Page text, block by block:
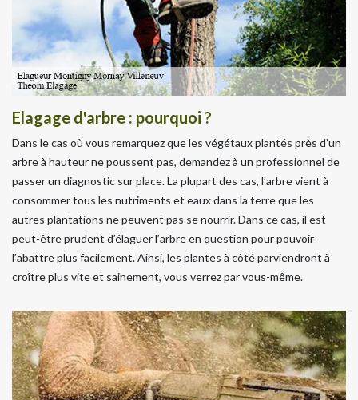
Elagage d'arbre : pourquoi ?
Dans le cas où vous remarquez que les végétaux plantés près d’un
arbre à hauteur ne poussent pas, demandez à un professionnel de
passer un diagnostic sur place. La plupart des cas, l’arbre vient à
consommer tous les nutriments et eaux dans la terre que les
autres plantations ne peuvent pas se nourrir. Dans ce cas, il est
peut-être prudent d’élaguer l’arbre en question pour pouvoir
l’abattre plus facilement. Ainsi, les plantes à côté parviendront à
croître plus vite et sainement, vous verrez par vous-même.